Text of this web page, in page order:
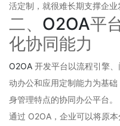
活定制，就很难长期支撑企业
二、 O2OA平
化协同能力
O2OA 开发平台以流程引擎
动办公和应用定制能力为基
身管理特点的协同办公平台。
通过 O2OA，企业可以将原